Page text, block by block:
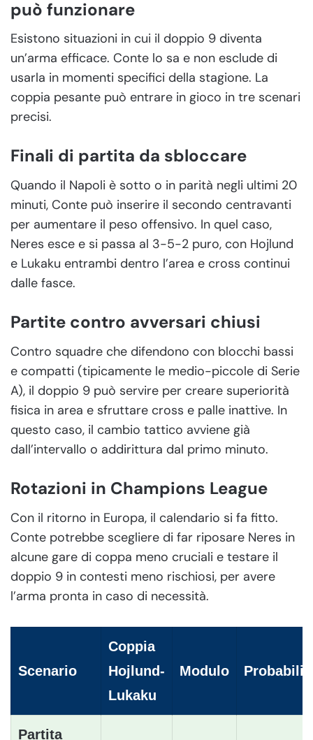
può funzionare
Esistono situazioni in cui il doppio 9 diventa
un’arma efficace. Conte lo sa e non esclude di
usarla in momenti specifici della stagione. La
coppia pesante può entrare in gioco in tre scenari
precisi.
Finali di partita da sbloccare
Quando il Napoli è sotto o in parità negli ultimi 20
minuti, Conte può inserire il secondo centravanti
per aumentare il peso offensivo. In quel caso,
Neres esce e si passa al 3-5-2 puro, con Hojlund
e Lukaku entrambi dentro l’area e cross continui
dalle fasce.
Partite contro avversari chiusi
Contro squadre che difendono con blocchi bassi
e compatti (tipicamente le medio-piccole di Serie
A), il doppio 9 può servire per creare superiorità
fisica in area e sfruttare cross e palle inattive. In
questo caso, il cambio tattico avviene già
dall’intervallo o addirittura dal primo minuto.
Rotazioni in Champions League
Con il ritorno in Europa, il calendario si fa fitto.
Conte potrebbe scegliere di far riposare Neres in
alcune gare di coppa meno cruciali e testare il
doppio 9 in contesti meno rischiosi, per avere
l’arma pronta in caso di necessità.
Scenario
Coppia
Hojlund-
Lukaku
Modulo
Partita